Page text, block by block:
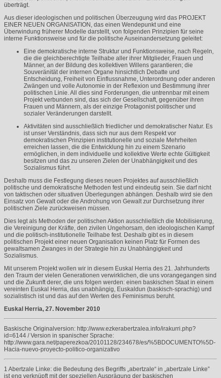
überträgt.
Aus dieser ideologischen und politischen Überzeugung wird das PROJEKT
EINER NEUEN ORGANISATION , das einen Wendepunkt und eine
Überwindung früherer Modelle darstellt, von folgenden Prinzipien für seine
interne Funktionsweise und für die politische Auseinandersetzung geleitet:
Eine demokratische interne Struktur und Funktionsweise, nach Regeln,
die die gleichberechtigte Teilhabe aller ihrer Mitglieder, Frauen und
Männer, an der Bildung des kollektiven Willens garantieren; die
Souveränität der internen Organe hinsichtlich Debatte und
Entscheidung, Freiheit von Einflussnahme, Unterordnung oder anderen
Zwängen und volle Autonomie in der Reflexion und Bestimmung ihrer
politischen Linie. All dies sind Forderungen, die untrennbar mit einem
Projekt verbunden sind, das sich der Gesellschaft, gegenüber ihren
Frauen und Männern, als der einzige Protagonist politischer und
sozialer Veränderungen darstellt.
Aktivitäten sind ausschließlich friedlicher und demokratischer Natur. Es
ist unser Verständnis, dass sich nur aus dem Respekt vor
demokratischen Prinzipien institutionelle und soziale Mehrheiten
erreichen lassen, die die Entwicklung hin zu einem Szenario
ermöglichen, in dem individuelle und kollektive Werte echte Gültigkeit
besitzen und das zu unseren Zielen der Unabhängigkeit und des
Sozialismus führt.
Deshalb muss die Festlegung dieses neuen Projektes auf ausschließlich
politische und demokratische Methoden fest und eindeutig sein. Sie darf nicht
von taktischen oder situativen Überlegungen abhängen. Deshalb wird sie den
Einsatz von Gewalt oder die Androhung von Gewalt zur Durchsetzung ihrer
politischen Ziele zurückweisen müssen.
Dies legt als Methoden der politischen Aktion ausschließlich die Mobilisierung,
die Vereinigung der Kräfte, den zivilen Ungehorsam, den ideologischen Kampf
und die politisch-institutionelle Teilhabe fest. Deshalb gibt es in diesem
politischen Projekt einer neuen Organisation keinen Platz für Formen des
gewaltsamen Zwanges in der Strategie hin zu Unabhängigkeit und
Sozialismus.
Mit unserem Projekt wollen wir in diesem Euskal Herria des 21. Jahrhunderts
den Traum der vielen Generationen verwirklichen, die uns vorangegangen sind
und die Zukunft derer, die uns folgen werden: einen baskischen Staat in einem
vereinten Euskal Herria, das unabhängig, Euskaldun (baskisch-sprachig) und
sozialistisch ist und das auf den Werten des Feminismus beruht.
Euskal Herria, 27. November 2010
Baskische Originalversion: http://www.ezkerabertzalea.info/irakurri.php?
id=6144 / Version in spanischer Sprache:
http://www.gara.net/paperezkoa/20101128/234678/es/%5BDOCUMENTO%5D-
Hacia-nuevo-proyecto-politico-organizativo
1 Abertzale Linke: die Bedeutung des Begriffs „abertzale“ in „abertzale Linke”
ist eng verknüpft mit der speziellen Ausprägung der baskischen